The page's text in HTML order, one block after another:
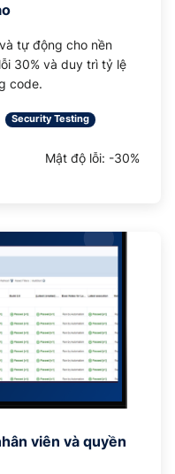
tự động cho nền
30% và duy trì tỷ lệ
code.
Security Testing
Mật độ lỗi: -30%
viên và quyền